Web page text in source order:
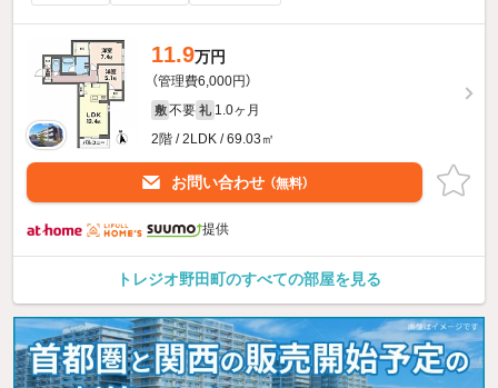
11.9万円
（管理費6,000円）
敷 不要 礼 1.0ヶ月
2階 / 2LDK / 69.03㎡
お問い合わせ （無料）
提供
トレジオ野田町のすべての部屋を見る